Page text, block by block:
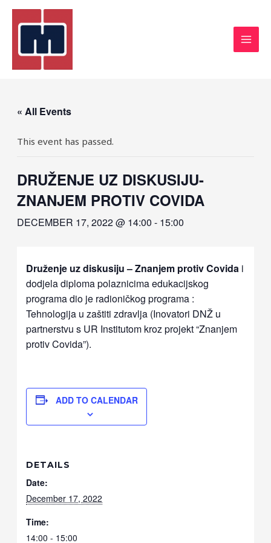
« All Events
This event has passed.
DRUŽENJE UZ DISKUSIJU-
ZNANJEM PROTIV COVIDA
DECEMBER 17, 2022 @ 14:00 - 15:00
Druženje uz diskusiju – Znanjem protiv Covida i
dodjela diploma polaznicima edukacijskog
programa dio je radioničkog programa :
Tehnologija u zaštiti zdravlja (Inovatori DNŽ u
partnerstvu s UR Institutom kroz projekt “Znanjem
protiv Covida”).
ADD TO CALENDAR
DETAILS
Date:
December 17, 2022
Time:
14:00 - 15:00